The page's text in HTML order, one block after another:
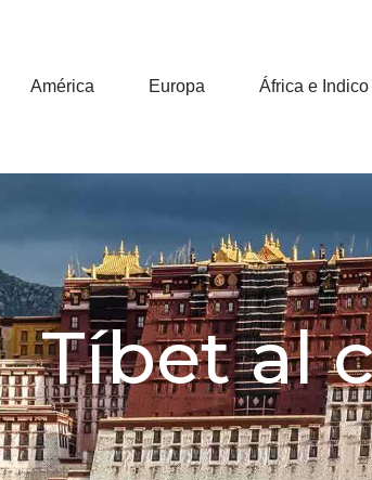
América Europa África e Indico
Tíbet al